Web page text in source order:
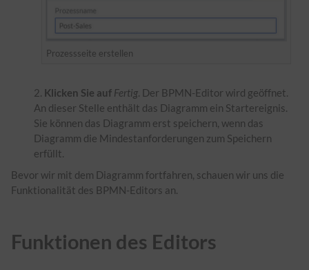
Prozessseite erstellen
Klicken Sie auf Fertig. Der BPMN-Editor wird geöffnet.
An dieser Stelle enthält das Diagramm ein Startereignis.
Sie können das Diagramm erst speichern, wenn das
Diagramm die Mindestanforderungen zum Speichern
erfüllt.
Bevor wir mit dem Diagramm fortfahren, schauen wir uns die
Funktionalität des BPMN-Editors an.
Funktionen des Editors